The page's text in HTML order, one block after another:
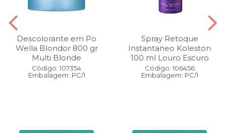
Descolorante em Po
Wella Blondor 800 gr
Multi Blonde
Código: 107354
Embalagem: PC/1
Spray Retoque
Instantaneo Koleston
100 ml Louro Escuro
Código: 106456
Embalagem: PC/1